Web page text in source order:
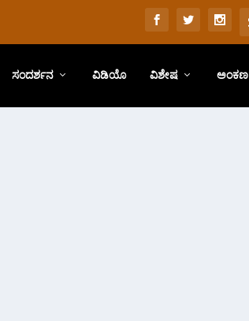
ಸಂದರ್ಶನ ವಿಡಿಯೊ ವಿಶೇಷ ಅಂಕಣ